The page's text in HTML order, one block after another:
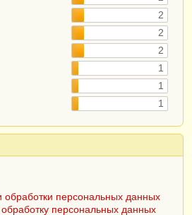
2
2
2
1
1
1
обработки персональных данных
персональных данных